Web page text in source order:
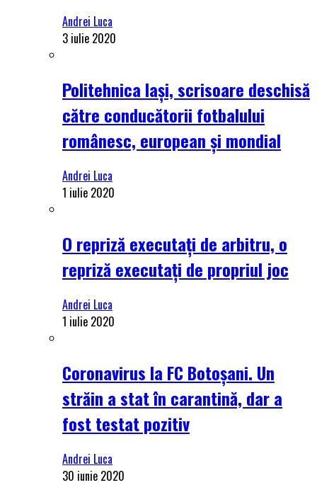
Andrei Luca
3 iulie 2020
Politehnica Iași, scrisoare deschisă
către conducătorii fotbalului
românesc, european și mondial
Andrei Luca
1 iulie 2020
O repriză executați de arbitru, o
repriză executați de propriul joc
Andrei Luca
1 iulie 2020
Coronavirus la FC Botoșani. Un
străin a stat în carantină, dar a
fost testat pozitiv
Andrei Luca
30 iunie 2020